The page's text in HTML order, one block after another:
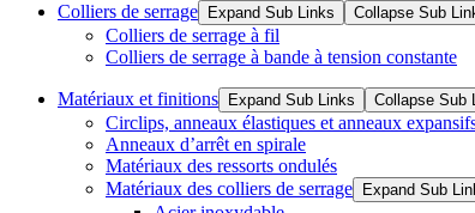
Colliers de serrage
Expand Sub Links Collapse Sub
Colliers de serrage à fil
Colliers de serrage à bande à tension constante
Matériaux et finitions Expand Sub Links Collapse Sub
Circlips, anneaux élastiques et anneaux
Anneaux d’arrêt en spirale
Matériaux des ressorts ondulés
Matériaux des colliers de serrage
Expand Sub